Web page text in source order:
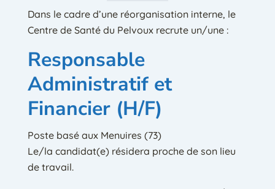
Dans le cadre d’une réorganisation interne, le
Centre de Santé du Pelvoux recrute un/une :
Responsable
Administratif et
Financier (H/F)
Poste basé aux Menuires (73)
Le/la candidat(e) résidera proche de son lieu
de travail.